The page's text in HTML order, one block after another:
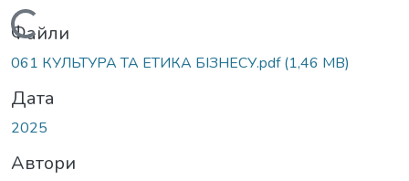
Вантажиться...
Файли
061 КУЛЬТУРА ТА ЕТИКА БІЗНЕСУ.pdf(1,46 MB)
Дата
2025
Автори